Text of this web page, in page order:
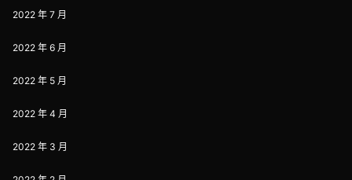
2022 年 7 月
2022 年 6 月
2022 年 5 月
2022 年 4 月
2022 年 3 月